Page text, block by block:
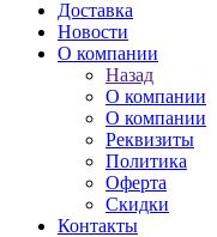
Доставка
Новости
О компании
Назад
О компании
О компании
Реквизиты
Политика
Оферта
Скидки
Контакты